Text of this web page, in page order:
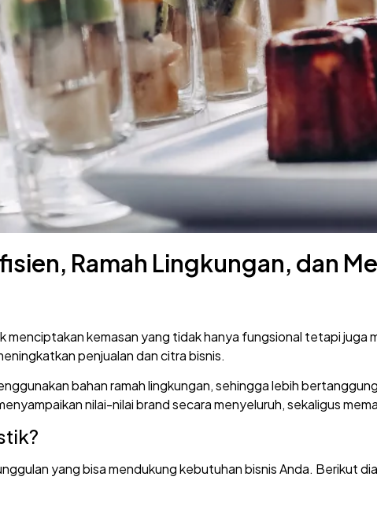
Ramah Lingkungan, dan
menciptakan kemasan yang tidak hanya fungsional tetapi juga
penjualan dan citra bisnis.
bahan ramah lingkungan, sehingga lebih
nilai-nilai brand secara menyeluruh, sekaligus
yang bisa mendukung kebutuhan bisnis Anda. Berikut